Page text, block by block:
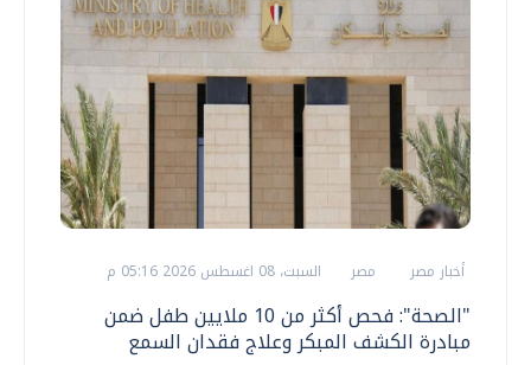
أخبار مصر مصر السبت، 08 اغسطس 2026 05:16 م
"الصحة": فحص أكثر من 10 ملايين طفل ضمن
مبادرة الكشف المبكر وعلاج فقدان السمع